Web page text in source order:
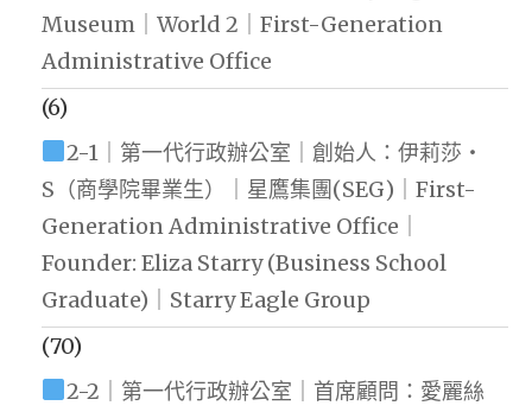
Museum｜World 2｜First-Generation
Administrative Office
(6)
2-1｜第一代行政辦公室｜創始人：伊莉莎・
S（商學院畢業生）｜星鷹集團(SEG)｜First-
Generation Administrative Office｜
Founder: Eliza Starry (Business School
Graduate)｜Starry Eagle Group
(70)
2-2｜第一代行政辦公室｜首席顧問：愛麗絲